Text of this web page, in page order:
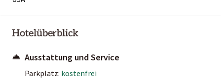
Hotelüberblick
Ausstattung und Service
Parkplatz: kostenfrei